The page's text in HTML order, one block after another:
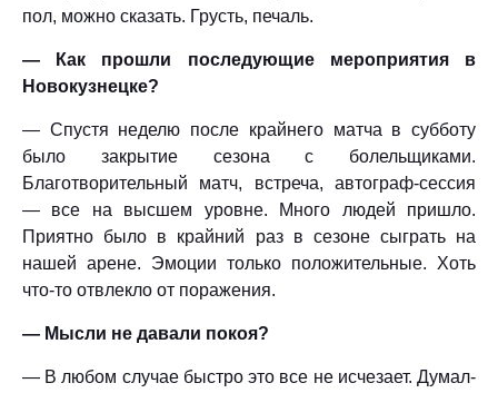
пол, можно сказать. Грусть, печаль.
— Как прошли последующие мероприятия в
Новокузнецке?
— Спустя неделю после крайнего матча в субботу
было закрытие сезона с болельщиками.
Благотворительный матч, встреча, автограф-сессия
— все на высшем уровне. Много людей пришло.
Приятно было в крайний раз в сезоне сыграть на
нашей арене. Эмоции только положительные. Хоть
что-то отвлекло от поражения.
— Мысли не давали покоя?
— В любом случае быстро это все не исчезает. Думал-